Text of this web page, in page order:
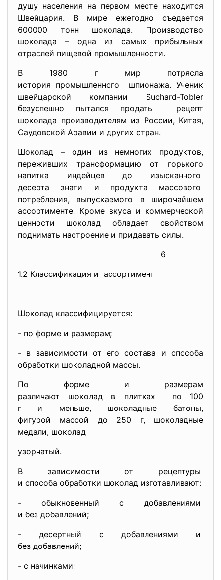
душу населения на первом месте находится
Швейцария. В мире ежегодно съедается
600000 тонн шоколада. Производство
шоколада – одна из самых прибыльных
отраслей пищевой промышленности.
В 1980 г мир потрясла
история промышленного шпионажа. Ученик
швейцарской компании Suchard-Tobler
безуспешно пытался продать рецепт
шоколада производителям из России, Китая,
Саудовской Аравии и других стран.
Шоколад – один из немногих продуктов,
переживших трансформацию от горького
напитка индейцев до изысканного
десерта знати и продукта массового
потребления, выпускаемого в широчайшем
ассортименте. Кроме вкуса и коммерческой
ценности шоколад обладает свойством
поднимать настроение и придавать силы.
6
1.2 Классификация и ассортимент
Шоколад классифицируется:
- по форме и размерам;
- в зависимости от его состава и способа
обработки шоколадной массы.
По форме и размерам
различают шоколад в плитках по 100
г и меньше, шоколадные батоны,
фигурой массой до 250 г, шоколадные
медали, шоколад
узорчатый.
В зависимости от рецептуры
и способа обработки шоколад изготавливают:
- обыкновенный с добавлениями
и без добавлений;
- десертный с добавлениями и
без добавлений;
- с начинками;